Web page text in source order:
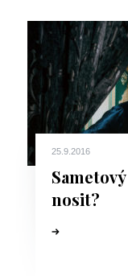
25.9.2016
nosit?